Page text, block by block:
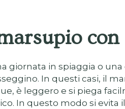
giornata in spiaggia o
In questi casi, il
è leggero e si piega
In questo modo si evita